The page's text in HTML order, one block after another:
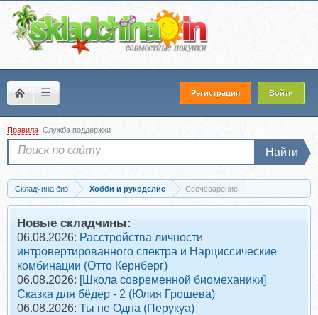
☰ Регистрация Войти
Правила Служба поддержки
Найти
Складчина биз Хобби и рукоделие Свечеварение
Новые складчины:
06.08.2026: Расстройства личности
интровертированного спектра и Нарциссические
комбинации (Отто Кернберг)
06.08.2026: [Школа современной биомеханики]
Сказка для бёдер - 2 (Юлия Грошева)
06.08.2026: Ты не Одна (Перукуа)